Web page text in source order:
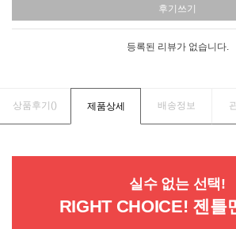
후기쓰기
등록된 리뷰가 없습니다.
상품후기() 제품상세 배송정보
실수 없는 선택!
RIGHT CHOICE! 젠틀